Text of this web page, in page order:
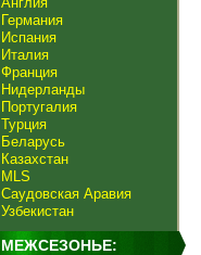
Германия
Испания
Италия
Франция
Нидерланды
Португалия
Турция
Беларусь
Казахстан
MLS
Саудовская Аравия
Узбекистан
МЕЖСЕЗОНЬЕ: